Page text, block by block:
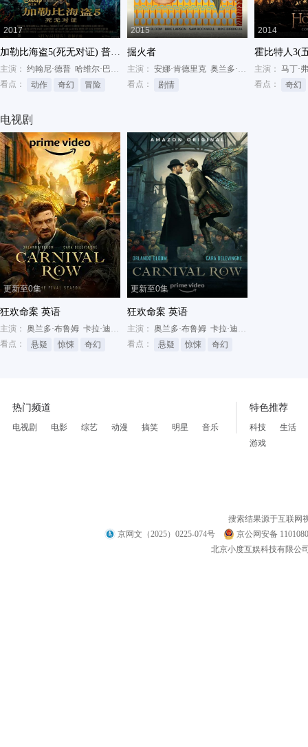
2017
加勒比海盗5(死无对证) 普通话
主演： 约翰尼·德普 哈维尔·巴登
杰弗里·拉什
看点：
动作 奇幻 冒险
2015
掘火者
主演： 安娜·肯德里克 奥兰多·布鲁姆
布丽·拉尔
看点：
剧情
2014
霍比特人3(
主演： 马丁·
看点：
奇幻
电视剧
更新至0集
狂欢命案 英语
主演： 奥兰多·布鲁姆 卡拉·迪瓦伊
塔姆金·莫钦特
看点：
悬疑 惊悚 奇幻
更新至0集
狂欢命案 英语
主演： 奥兰多·布鲁姆 卡拉·迪瓦伊
看点：
悬疑 惊悚 奇幻
热门频道
电视剧 电影 综艺 动漫 搞笑 明星 音乐
特色推荐
科技
生活
游戏
搜索结果源于互联网
京网文（2025）0225-074号
京公网安备
北京小度互娱科技有限公